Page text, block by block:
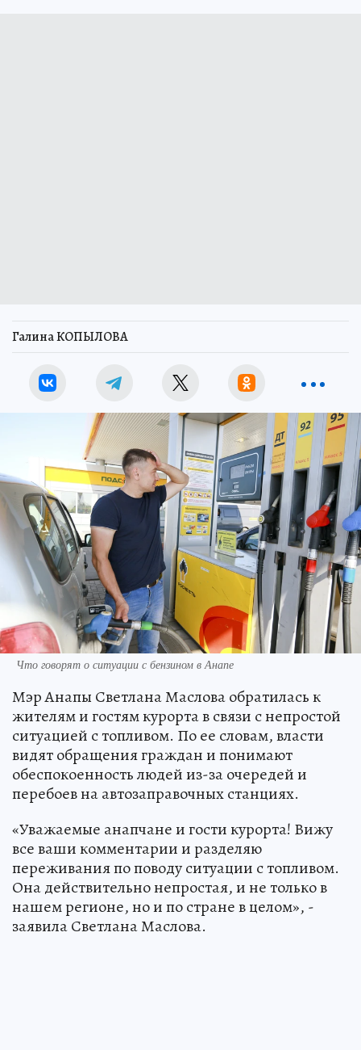
Галина КОПЫЛОВА
Что говорят о ситуации с бензином в Анапе
Мэр Анапы Светлана Маслова обратилась к
жителям и гостям курорта в связи с непростой
ситуацией с топливом. По ее словам, власти
видят обращения граждан и понимают
обеспокоенность людей из-за очередей и
перебоев на автозаправочных станциях.
«Уважаемые анапчане и гости курорта! Вижу
все ваши комментарии и разделяю
переживания по поводу ситуации с топливом.
Она действительно непростая, и не только в
нашем регионе, но и по стране в целом», -
заявила Светлана Маслова.